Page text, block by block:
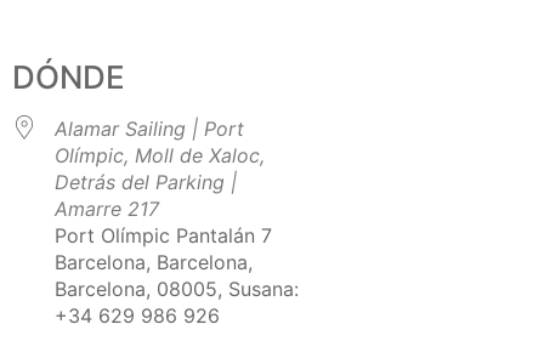
DÓNDE
Alamar Sailing | Port
Olímpic, Moll de Xaloc,
Detrás del Parking |
Amarre 217
Port Olímpic Pantalán 7
Barcelona, Barcelona,
Barcelona, 08005, Susana:
+34 629 986 926